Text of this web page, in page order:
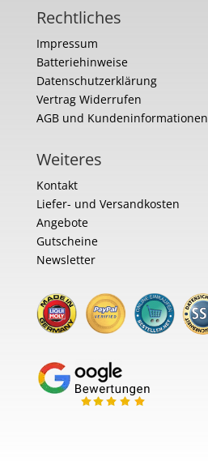
Rechtliches
Impressum
Batteriehinweise
Datenschutzerklärung
Vertrag Widerrufen
AGB und Kundeninformationen
Weiteres
Kontakt
Liefer- und Versandkosten
Angebote
Gutscheine
Newsletter